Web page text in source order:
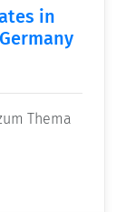
in
Thema